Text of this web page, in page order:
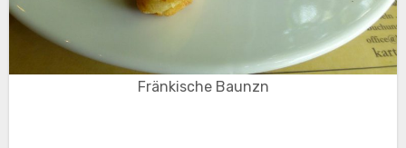
Fränkische Baunzn